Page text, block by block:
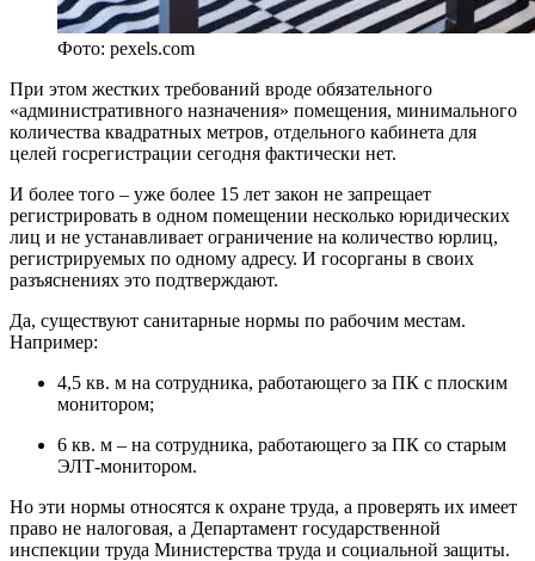
Фото: pexels.com
При этом жестких требований вроде обязательного
«административного назначения» помещения, минимального
количества квадратных метров, отдельного кабинета для
целей госрегистрации сегодня фактически нет.
И более того – уже более 15 лет закон не запрещает
регистрировать в одном помещении несколько юридических
лиц и не устанавливает ограничение на количество юрлиц,
регистрируемых по одному адресу. И госорганы в своих
разъяснениях это подтверждают.
Да, существуют санитарные нормы по рабочим местам.
Например:
4,5 кв. м на сотрудника, работающего за ПК с плоским
монитором;
6 кв. м – на сотрудника, работающего за ПК со старым
ЭЛТ-монитором.
Но эти нормы относятся к охране труда, а проверять их имеет
право не налоговая, а Департамент государственной
инспекции труда Министерства труда и социальной защиты.